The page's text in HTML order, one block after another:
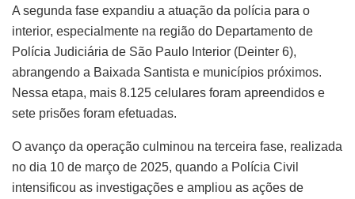
A segunda fase expandiu a atuação da polícia para o
interior, especialmente na região do Departamento de
Polícia Judiciária de São Paulo Interior (Deinter 6),
abrangendo a Baixada Santista e municípios próximos.
Nessa etapa, mais 8.125 celulares foram apreendidos e
sete prisões foram efetuadas.
O avanço da operação culminou na terceira fase, realizada
no dia 10 de março de 2025, quando a Polícia Civil
intensificou as investigações e ampliou as ações de